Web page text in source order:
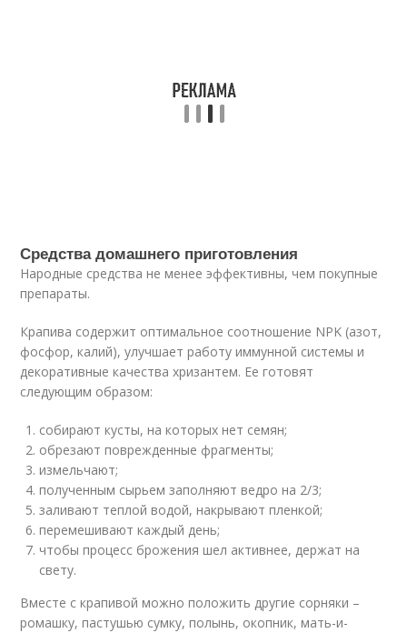
Средства домашнего приготовления
Народные средства не менее эффективны, чем покупные
препараты.
Крапива содержит оптимальное соотношение NPK (азот,
фосфор, калий), улучшает работу иммунной системы и
декоративные качества хризантем. Ее готовят
следующим образом:
собирают кусты, на которых нет семян;
обрезают поврежденные фрагменты;
измельчают;
полученным сырьем заполняют ведро на 2/3;
заливают теплой водой, накрывают пленкой;
перемешивают каждый день;
чтобы процесс брожения шел активнее, держат на
свету.
Вместе с крапивой можно положить другие сорняки –
ромашку, пастушью сумку, полынь, окопник, мать-и-